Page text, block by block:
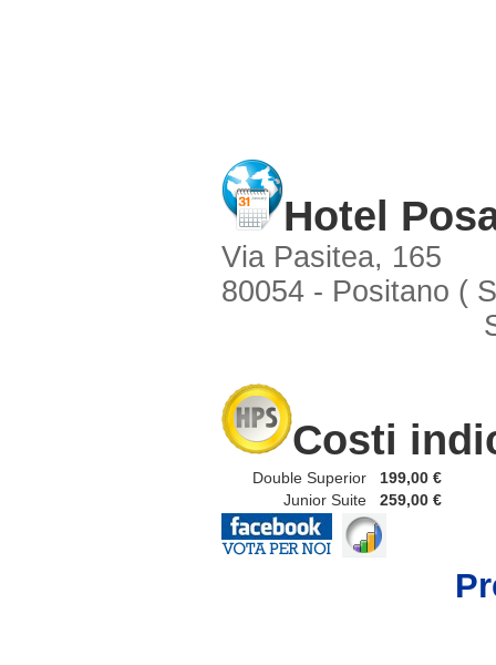
Hotel
Via Pasitea, 165
80054 - Positano (
Costi
Double Superior
199,00 €
Junior Suite
259,00 €